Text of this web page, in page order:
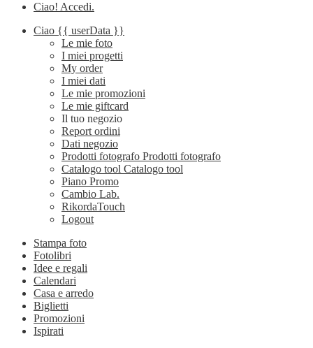
Ciao! Accedi.
Ciao {{ userData }}
Le mie foto
I miei progetti
My order
I miei dati
Le mie promozioni
Le mie giftcard
Il tuo negozio
Report ordini
Dati negozio
Prodotti fotografo Prodotti fotografo
Catalogo tool Catalogo tool
Piano Promo
Cambio Lab.
RikordaTouch
Logout
Stampa foto
Fotolibri
Idee e regali
Calendari
Casa e arredo
Biglietti
Promozioni
Ispirati